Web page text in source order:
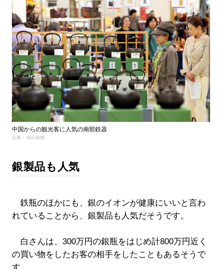
中国からの観光客に人気の南部鉄器
出典： 朝日新聞
銀製品も人気
鉄瓶のほかにも、銀のイオンが健康にいいと言わ
れていることから、銀製品も人気だそうです。
白さんは、300万円の銀瓶をはじめ計800万円近く
の買い物をしたお客の相手をしたこともあるそうで